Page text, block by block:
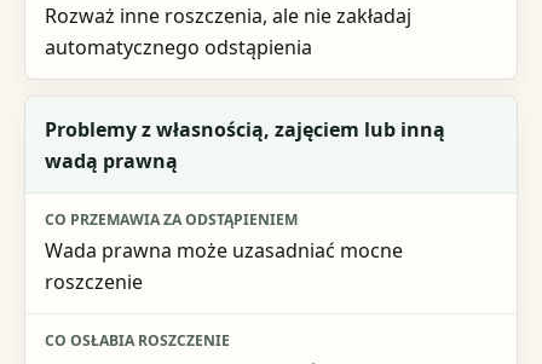
Rozważ inne roszczenia, ale nie zakładaj
automatycznego odstąpienia
Problemy z własnością, zajęciem lub inną
wadą prawną
Wada prawna może uzasadniać mocne
roszczenie